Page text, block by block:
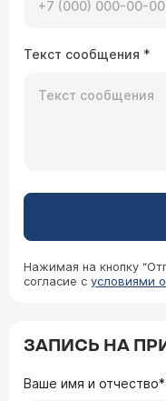
Текст сообщения *
Нажимая на кнопку
согласие с условиями
ЗАПИСЬ НА
Ваше имя и отчество*